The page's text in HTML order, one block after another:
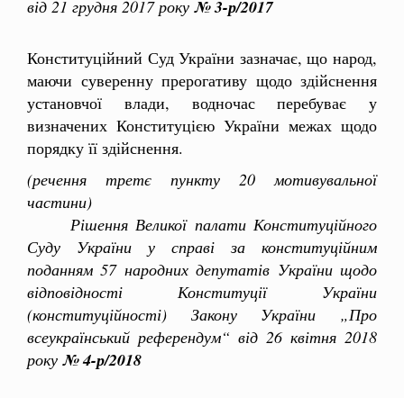
від 21 грудня 2017 року № 3-р/2017
Конституційний Суд України зазначає, що народ,
маючи суверенну прерогативу щодо здійснення
установчої влади, водночас перебуває у
визначених Конституцією України межах щодо
порядку її здійснення.
(речення третє пункту 20 мотивувальної
частини)
Рішення Великої палати Конституційного
Суду України у справі за конституційним
поданням 57 народних депутатів України щодо
відповідності Конституції України
(конституційності) Закону України „Про
всеукраїнський референдум“ від 26 квітня 2018
року № 4-р/2018